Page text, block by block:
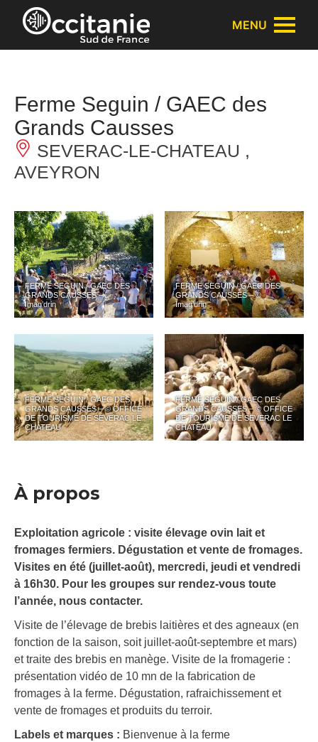
Panneau de gestion des cookies
MENU
Ferme Seguin / GAEC des
Grands Causses
SEVERAC-LE-CHATEAU ,
AVEYRON
FERME SEGUIN / GAEC DES
GRANDS CAUSSES – ©
Imag’drin
FERME SEGUIN / GAEC DES
GRANDS CAUSSES – ©
Imag’drin
FERME SEGUIN / GAEC DES
GRANDS CAUSSES – © OFFICE
DE TOURISME DE SEVERAC LE
CHATEAU
FERME SEGUIN / GAEC DES
GRANDS CAUSSES – © OFFICE
DE TOURISME DE SEVERAC LE
CHATEAU
À propos
Exploitation agricole : visite élevage ovin lait et
fromages fermiers. Dégustation et vente de fromages.
Visites en été (juillet-août), mercredi, jeudi et vendredi
à 16h30. Pour les groupes sur rendez-vous toute
l’année, nous contacter.
Visite de l’élevage de brebis laitières et des agneaux (en
fonction de la saison, soit juillet-août-septembre et mars)
et traite des brebis en manège. Visite de la fromagerie :
présentation vidéo de 10 mn de la fabrication de
fromages à la ferme. Dégustation, rafraichissement et
vente de fromages et produits du terroir.
Labels et marques : Bienvenue à la ferme